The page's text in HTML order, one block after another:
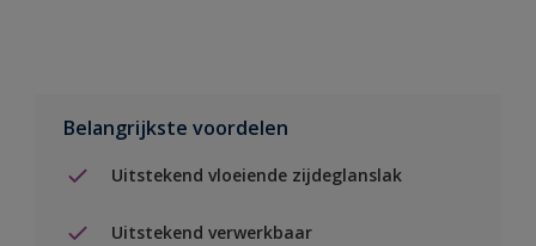
Belangrijkste voordelen
Uitstekend vloeiende zijdeglanslak
Uitstekend verwerkbaar